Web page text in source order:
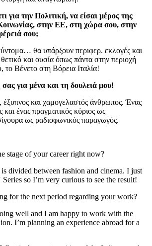
για την Πολιτική, να είσαι μέρος της
στην ΕΕ, στη χώρα σου, στην
σου;
θα υπάρξουν περιφερ. εκλογές και
και ουσία όπως πάντα στην περιοχή
το Βένετο στη Βόρεια Ιταλία!
για μένα και τη δουλειά μου!
έξυπνος και χαμογελαστός άνθρωπος. Ένας
ένας πραγματικός κύριος ως
ως ραδιοφωνικός παραγωγός.
stage of your career right now?
divided between fashion and cinema. I just
so I’m very curious to see the result!
for the next period regarding your work?
well and I am happy to work with the
I’m planning an experience abroad for a